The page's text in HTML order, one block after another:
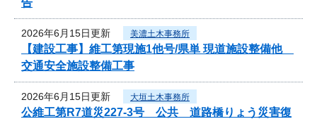
2026年6月15日更新 美濃土木事務所
【建設工事】維工第現施1他号/県単 現道施設整備他
交通安全施設整備工事
2026年6月15日更新 大垣土木事務所
公維工第R7道災227-3号 公共 道路橋りょう災害復